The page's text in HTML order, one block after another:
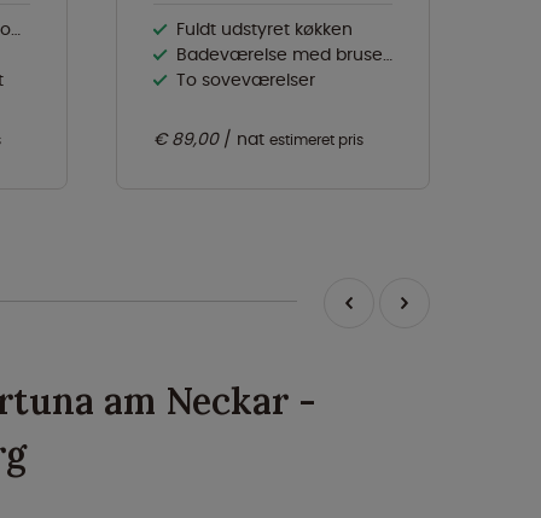
Fuldt udstyret køkken
Badeværelse med bruser og toilet
To soveværelser
€ 89,00 nat estimeret pris
am Neckar -